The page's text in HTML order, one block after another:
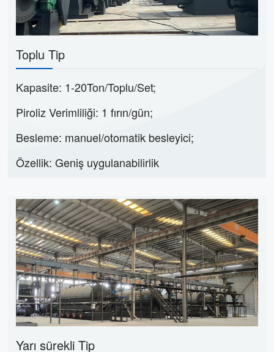
Toplu Tip
Kapasite: 1-20Ton/Toplu/Set;
Piroliz Verimliliği: 1 fırın/gün;
Besleme: manuel/otomatik besleyici;
Özellik: Geniş uygulanabilirlik
Yarı sürekli Tip